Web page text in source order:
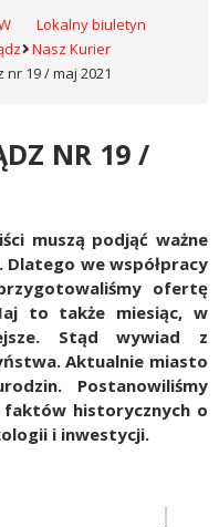
Lokalny biuletyn
- Nasz Kurier
19 / maj 2021
NR 19 /
muszą podjąć ważne
Dlatego we współpracy
ofertę
to także miesiąc, w
Stąd wywiad z
Aktualnie miasto
Postanowiliśmy
faktów historycznych o
i inwestycji.